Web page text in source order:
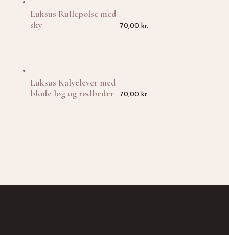
Luksus Rullepølse med
sky
70,00 kr.
Luksus Kalvelever med
bløde løg og rødbeder
70,00 kr.